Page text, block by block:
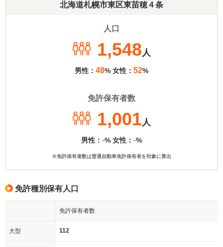
北海道札幌市東区東苗穂４条
人口
1,548人
男性： 48% 女性： 52%
免許保有者数
1,001人
男性： -% 女性： -%
※免許保有者数は普通自動車免許保有者を対象に算出
免許種別保有人口
免許保有者数
大型 112